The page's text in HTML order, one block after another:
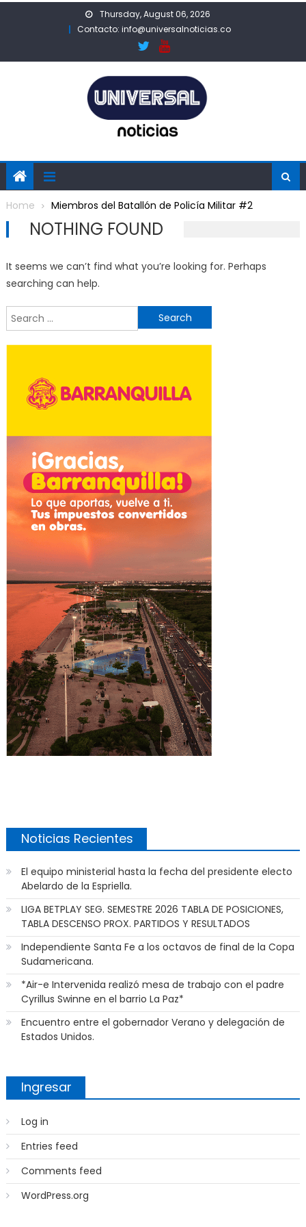
Thursday, August 06, 2026
Contacto: info@universalnoticias.co
Home Miembros del Batallón de Policía Militar #2
NOTHING FOUND
It seems we can’t find what you’re looking for. Perhaps
searching can help.
for:
Noticias Recientes
El equipo ministerial hasta la fecha del presidente electo
Abelardo de la Espriella.
LIGA BETPLAY SEG. SEMESTRE 2026 TABLA DE POSICIONES,
TABLA DESCENSO PROX. PARTIDOS Y RESULTADOS
Independiente Santa Fe a los octavos de final de la Copa
Sudamericana.
*Air-e Intervenida realizó mesa de trabajo con el padre
Cyrillus Swinne en el barrio La Paz*
Encuentro entre el gobernador Verano y delegación de
Estados Unidos.
Ingresar
Log in
Entries feed
Comments feed
WordPress.org